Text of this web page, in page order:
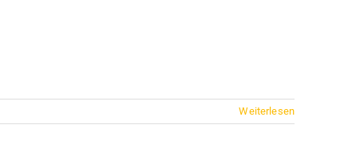
Weiterlesen